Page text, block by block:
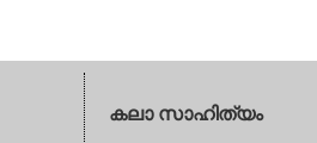
കലാ സാഹിത്യം